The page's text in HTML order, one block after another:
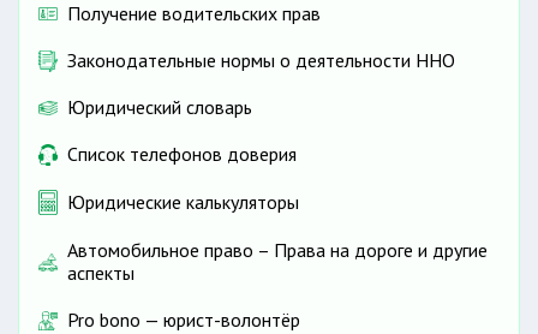
Получение водительских прав
Законодательные нормы о деятельности ННО
Юридический словарь
Список телефонов доверия
Юридические калькуляторы
Автомобильное право – Права на дороге и другие
аспекты
Pro bono — юрист-волонтёр